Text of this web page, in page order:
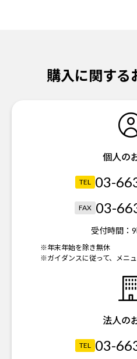
購入に関する
個人の
TEL 03-
FAX 03-
受付時間：
※年末年始を除き無休
※ガイダンスに従って、メニ
法人の
TEL 03-